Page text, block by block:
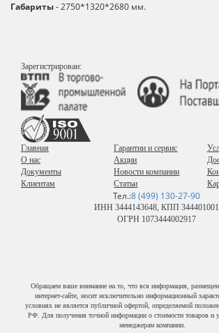
Габариты- 2750*1320*2680 мм.
Зарегистрирован:
Главная
О нас
Документы
Клиентам
Гарантии и сервис
Акции
Новости компании
Статьи
Тел.:8 (499) 130-27-90
ИНН 3444143648, КПП 344401001
ОГРН 1073444002917
Обращаем ваше внимание на то, что вся информация,
интернет-сайте, носит исключительно информационный
условиях не является публичной офертой, определяемой
РФ. Для получения точной информации о стоимости товаров и
менеджерам компании.